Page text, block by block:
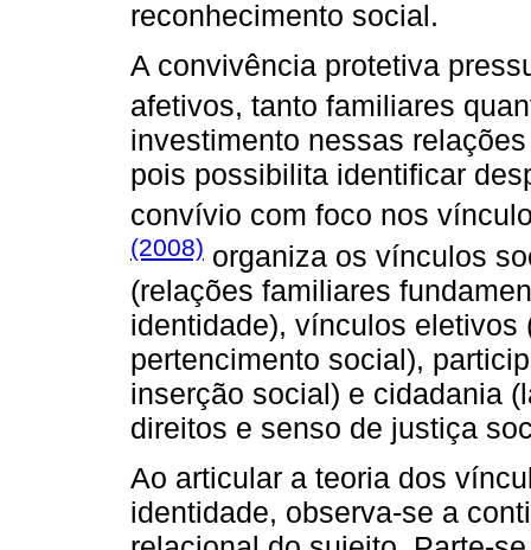
reconhecimento social.
A convivência protetiva
afetivos, tanto familiares
investimento nessas
pois possibilita identificar
convívio com foco nos
(2008) organiza os vínculos
(relações familiares
identidade), vínculos
pertencimento social),
inserção social) e cidadania
direitos e senso de justiça
Ao articular a teoria dos
identidade, observa-se a